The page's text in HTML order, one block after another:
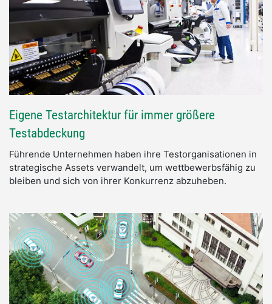
Eigene Testarchitektur für immer größere
Testabdeckung
Führende Unternehmen haben ihre Testorganisationen in
strategische Assets verwandelt, um wettbewerbsfähig zu
bleiben und sich von ihrer Konkurrenz abzuheben.